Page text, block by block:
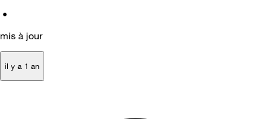
•
mis à jour
il y a 1 an